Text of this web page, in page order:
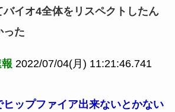
イオ4全体をリスペクトしたん
った
2022/07/04(月) 11:21:46.741
ップファイア出来ないとかない